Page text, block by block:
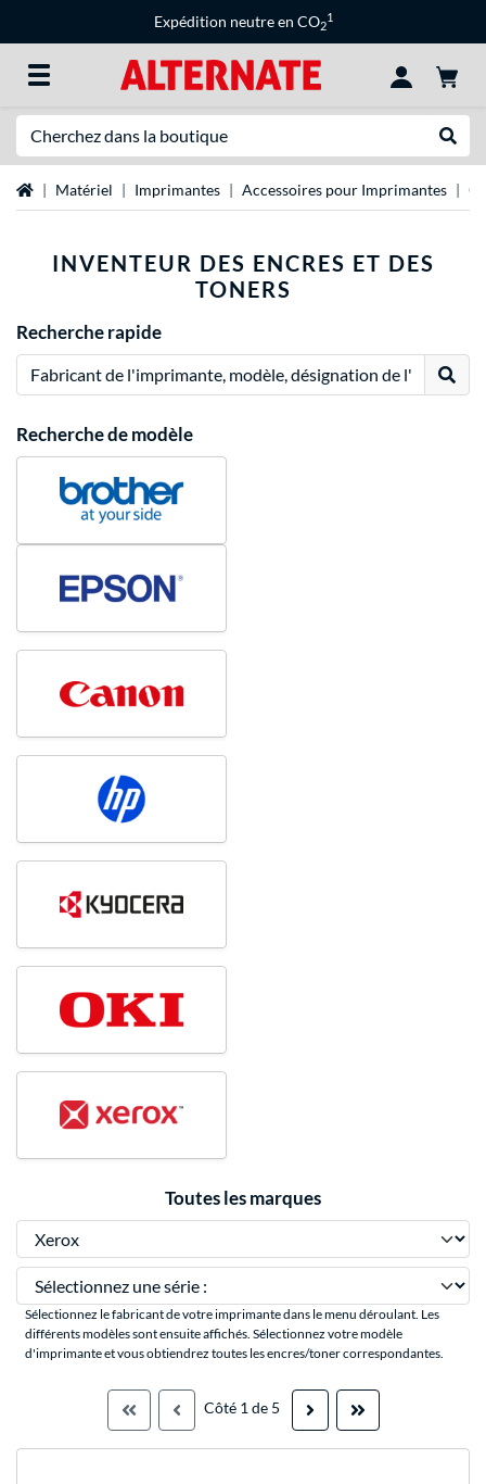
Expédition neutre en CO2
1
Page d'accueil
Matériel Imprimantes Accessoires pour Imprimantes
INVENTEUR DES ENCRES ET DES
TONERS
Recherche rapide
Recherche de modèle
Toutes les marques
Sélectionnez une série :
Sélectionnez le fabricant de votre imprimante dans le menu déroulant. Les
différents modèles sont ensuite affichés. Sélectionnez votre modèle
d'imprimante et vous obtiendrez toutes les encres/toner correspondantes.
  Côté 1 de 5  